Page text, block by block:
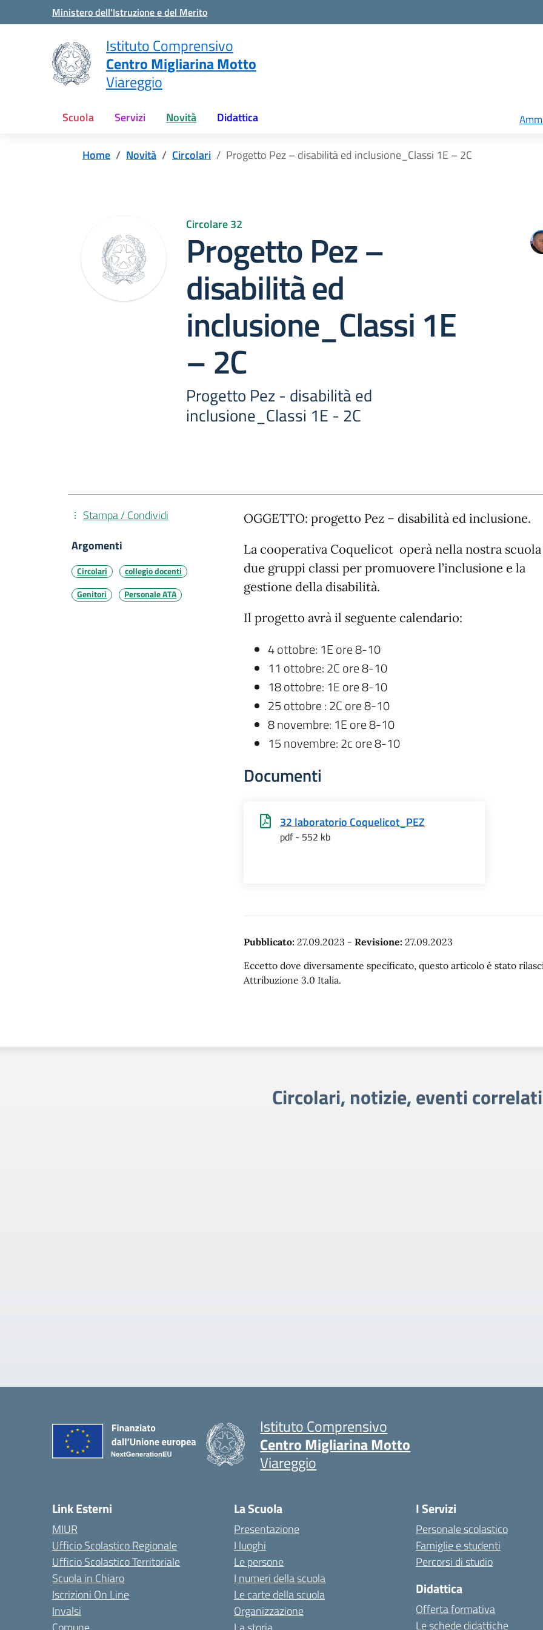
Vai ai contenuti
Vai al menu di navigazione
Ministero dell'Istruzione e del Merito
Istituto Comprensivo
Centro Migliarina Motto
Viareggio
Scuola Servizi Novità Didattica
Home Novità Circolari Progetto Pez – disabilità ed inclusione_Classi 1E – 2C
Circolare 32
Progetto Pez –
disabilità ed
inclusione_Classi 1E
– 2C
Progetto Pez - disabilità ed
inclusione_Classi 1E - 2C
OGGETTO: progetto Pez – disabilità ed inclusione.
La cooperativa Coquelicot operà nella nostra scuola
due gruppi classi per promuovere l’inclusione e la
gestione della disabilità.
Il progetto avrà il seguente calendario:
4 ottobre: 1E ore 8-10
11 ottobre: 2C ore 8-10
18 ottobre: 1E ore 8-10
25 ottobre : 2C ore 8-10
8 novembre: 1E ore 8-10
15 novembre: 2c ore 8-10
Documenti
32 laboratorio Coquelicot_PEZ
pdf - 552 kb
Pubblicato: 27.09.2023 - Revisione: 27.09.2023
Eccetto dove diversamente specificato, questo articolo è stato
Attribuzione 3.0 Italia.
Stampa / Condividi
Argomenti
Circolari
collegio docenti
Genitori
Personale ATA
Circolari, notizie, eventi correlati
Istituto Comprensivo
Centro Migliarina Motto
Viareggio
Link Esterni
MIUR
Ufficio Scolastico Regionale
Ufficio Scolastico Territoriale
Scuola in Chiaro
Iscrizioni On Line
Invalsi
La Scuola
Presentazione
I luoghi
Le persone
I numeri della scuola
Le carte della scuola
Organizzazione
I Servizi
Personale scolastico
Famiglie e studenti
Percorsi di studio
Didattica
Offerta formativa
Le schede didattiche